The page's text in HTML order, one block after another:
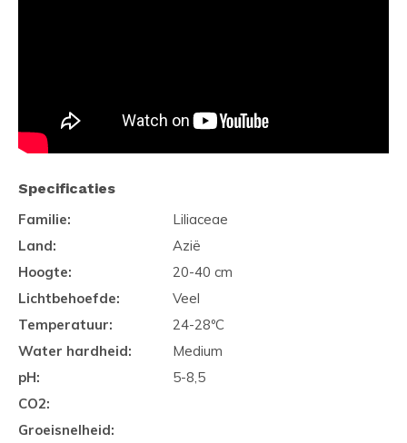
Specificaties
Familie:
Liliaceae
Land:
Azië
Hoogte:
20-40 cm
Lichtbehoefde:
Veel
Temperatuur:
24-28ºC
Water hardheid:
Medium
pH:
5-8,5
CO2:
Groeisnelheid: